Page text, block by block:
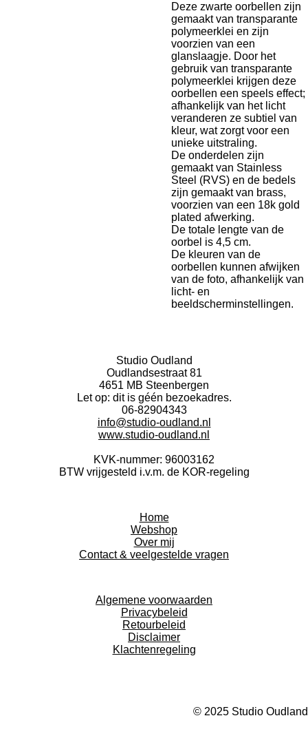
Deze zwarte oorbellen zijn
gemaakt van transparante
polymeerklei en zijn
voorzien van een
glanslaagje. Door het
gebruik van transparante
polymeerklei krijgen deze
oorbellen een speels effect;
afhankelijk van het licht
veranderen ze subtiel van
kleur, wat zorgt voor een
unieke uitstraling.
De onderdelen zijn
gemaakt van Stainless
Steel (RVS) en de bedels
zijn gemaakt van brass,
voorzien van een 18k gold
plated afwerking.
De totale lengte van de
oorbel is 4,5 cm.
De kleuren van de
oorbellen kunnen afwijken
van de foto, afhankelijk van
licht- en
beeldscherminstellingen.
Studio Oudland
Oudlandsestraat 81
4651 MB Steenbergen
Let op: dit is géén bezoekadres.
06-82904343
info@studio-oudland.nl
www.studio-oudland.nl
KVK-nummer: 96003162
BTW vrijgesteld i.v.m. de KOR-regeling
Home
Webshop
Over mij
Contact & veelgestelde vragen
Algemene voorwaarden
Privacybeleid
Retourbeleid
Disclaimer
Klachtenregeling
© 2025 Studio Oudland